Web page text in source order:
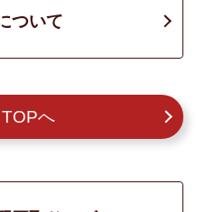
ついて
へ